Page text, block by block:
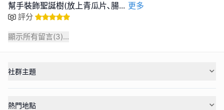
幫手裝飾聖誕樹(放上青瓜片､腸... 更多
評分
顯示所有留言(3)...
社群主題
熱門地點